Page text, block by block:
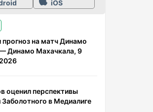
iOS
прогноз на матч Динамо
Динамо Махачкала, 9
оценил перспективы
в Медиалиге